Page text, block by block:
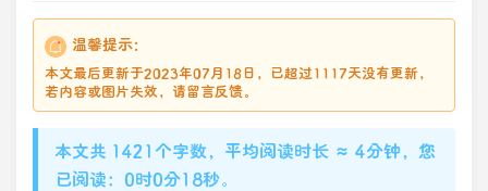
温馨提示：
本文最后更新于2023年07月18日，已超过1117天没有更新，
若内容或图片失效，请留言反馈。
本文共 1421个字数，平均阅读时长 ≈ 4分钟，您
已阅读：0时0分19秒。